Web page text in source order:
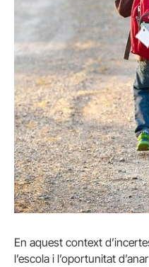
En aquest context
l’escola i l’oportunitat